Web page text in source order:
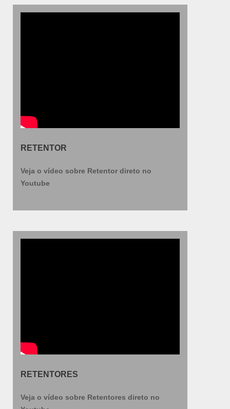
RETENTOR
Veja o vídeo sobre Retentor direto no
Youtube
RETENTORES
Veja o vídeo sobre Retentores direto no